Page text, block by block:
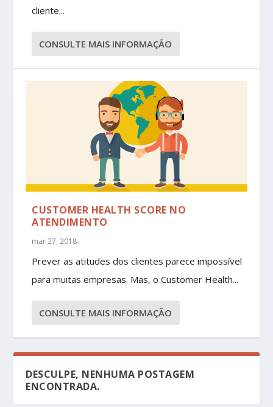
cliente...
CONSULTE MAIS INFORMAÇÃO
CUSTOMER HEALTH SCORE NO
ATENDIMENTO
mar 27, 2018
Prever as atitudes dos clientes parece impossível
para muitas empresas. Mas, o Customer Health...
CONSULTE MAIS INFORMAÇÃO
DESCULPE, NENHUMA POSTAGEM
ENCONTRADA.